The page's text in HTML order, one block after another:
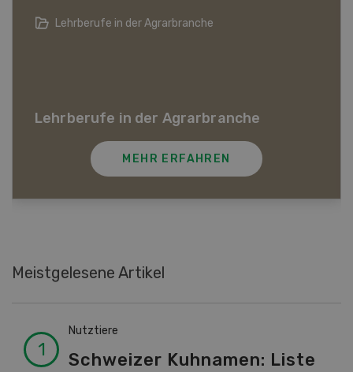
Die Schweizer Landwirtschaft in 20 Jahren
Persönlichkeiten aus dem Agrarsektor einen Blick in
MEHR ERFAHREN
Meistgelesene Artikel
Nutztiere
Schweizer Kuhnamen: Liste